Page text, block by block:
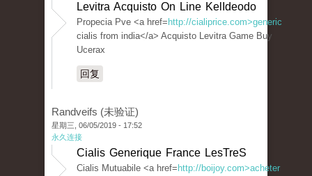
Levitra Acquisto On Line KelIdeodo
Propecia Pve <a href= http://cialiprice.com>generic
cialis from india</a> Acquisto Levitra Game Buy
Ucerax
回复
Randveifs (未验证)
星期三, 06/05/2019 - 17:52
永久连接
Cialis Generique France LesTreS
Cialis Mutuabile <a href= http://boijoy.com>acheter